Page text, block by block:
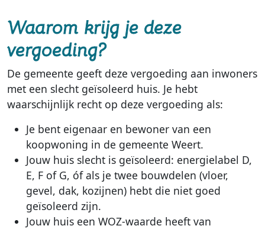
Waarom krijg je deze
vergoeding?
De gemeente geeft deze vergoeding aan inwoners
met een slecht geïsoleerd huis. Je hebt
waarschijnlijk recht op deze vergoeding als:
Je bent eigenaar en bewoner van een
koopwoning in de gemeente Weert.
Jouw huis slecht is geïsoleerd: energielabel D,
E, F of G, óf als je twee bouwdelen (vloer,
gevel, dak, kozijnen) hebt die niet goed
geïsoleerd zijn.
Jouw huis een WOZ-waarde heeft van